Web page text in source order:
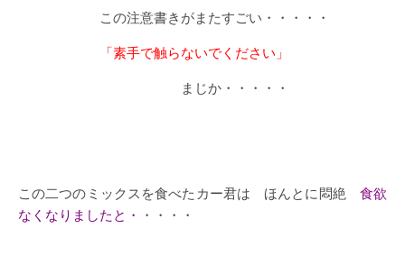
この注意書きがまたすごい・・・・・
「素手で触らないでください」
まじか・・・・・
この二つのミックスを食べたカー君は ほんとに悶絶 食欲
なくなりましたと・ ・・・・